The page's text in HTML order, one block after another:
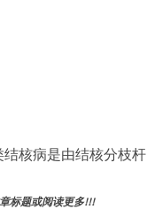
核病是由结核分枝杆
标题或阅读更多!!!